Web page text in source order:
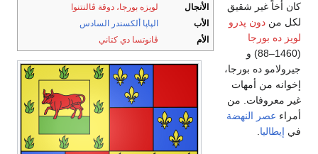
الأنجال
لويزه بورجا، دوقة ڤالنتنوا
الأب
الپاپا ألكسندر السادس
الأم
ڤانوتسا دي كتاني
كان أخاً غير شقيق
لكل من دون پدرو
لويز ده بورجا
(1460–88) و
جيرولامو ده بورجا،
إخوانه من أمهات
غير معروفات. من
أمراء عصر النهضة
في إيطاليا